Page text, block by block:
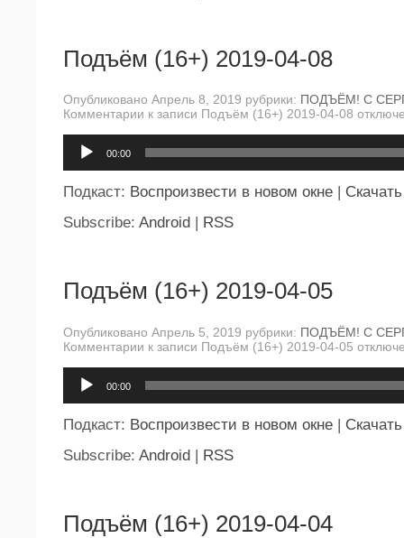
Подъём (16+) 2019-04-08
Опубликовано Апрель 8, 2019 рубрики: ПОДЪЁМ! С
Комментарии к записи Подъём (16+) 2019-04-08
00:00
Подкаст: Воспроизвести в новом окне | Скачать
Subscribe: Android | RSS
Подъём (16+) 2019-04-05
Опубликовано Апрель 5, 2019 рубрики: ПОДЪЁМ! С
Комментарии к записи Подъём (16+) 2019-04-05
00:00
Подкаст: Воспроизвести в новом окне | Скачать
Subscribe: Android | RSS
Подъём (16+) 2019-04-04